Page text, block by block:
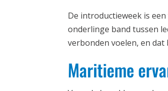
De introductieweek is
onderlinge band tussen
verbonden voelen, en dat
Maritieme